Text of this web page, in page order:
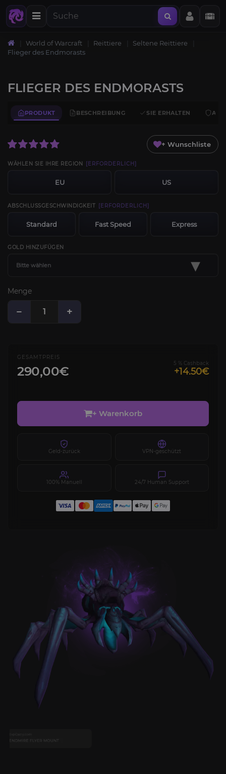
World of Warcraft Reittiere
Seltene Reittiere
Flieger des Endmorasts
FLIEGER DES ENDMORASTS
PRODUKT BESCHREIBUNG SIE ERHALTEN
+ Wunschliste
WÄHLEN SIE IHRE REGION [ERFORDERLICH]
EU US
ABSCHLUSSGESCHWINDIGKEIT [ERFORDERLICH]
Standard Fast Speed Express
GOLD HINZUFÜGEN
Bitte wählen ▾
Menge
− +
GESAMTPREIS
290,00€
5 % Cashback
+14.50€
+ Warenkorb
Geld-zurück VPN-geschützt
100% Manuell 24/7 Human Support